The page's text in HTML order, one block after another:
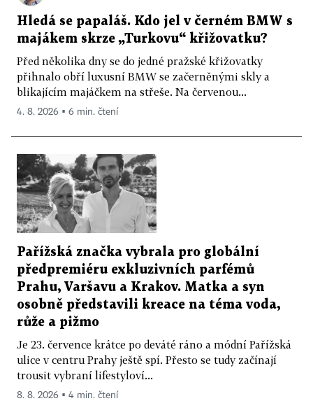
Hledá se papaláš. Kdo jel v černém BMW s
majákem skrze „Turkovu“ křižovatku?
Před několika dny se do jedné pražské křižovatky
přihnalo obří luxusní BMW se začerněnými skly a
blikajícím majáčkem na střeše. Na červenou...
4. 8. 2026 ▪ 6 min. čtení
Pařížská značka vybrala pro globální
předpremiéru exkluzivních parfémů
Prahu, Varšavu a Krakov. Matka a syn
osobně představili kreace na téma voda,
růže a pižmo
Je 23. července krátce po deváté ráno a módní Pařížská
ulice v centru Prahy ještě spí. Přesto se tudy začínají
trousit vybraní lifestyloví...
8. 8. 2026 ▪ 4 min. čtení